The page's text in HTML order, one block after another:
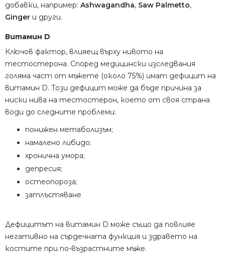
добавки, например: Ashwagandha, Saw Palmetto,
Ginger и други.
Витамин D
Ключов фактор, влияещ върху нивото на
тестостерона. Според медицински изследвания
голяма част от мъжете (около 75%) имат дефицит на
витамин D. Този дефицит може да бъде причина за
ниски нива на тестостерон, което от своя страна
води до следните проблеми:
понижен метаболизъм;
намалено либидо;
хронична умора;
депресия;
остеопороза;
затлъстяване
Дефицитът на витамин D може също да повлияе
негативно на сърдечната функция и здравето на
костите при по-възрастните мъже.